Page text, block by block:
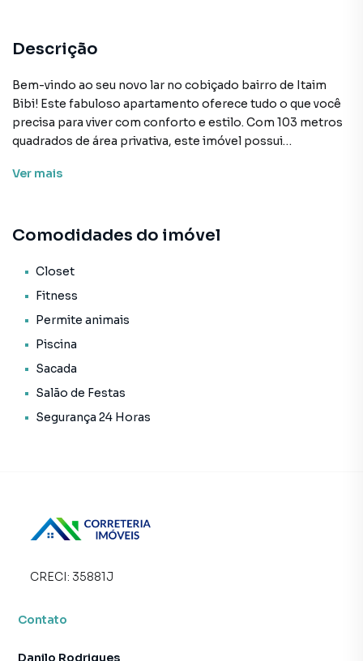
Descrição
Bem-vindo ao seu novo lar no cobiçado bairro de Itaim
Bibi! Este fabuloso apartamento oferece tudo o que você
precisa para viver com conforto e estilo. Com 103 metros
quadrados de área privativa, este imóvel possui
mercado.
cozinha integrada e lavabo, que se estende para uma
longo dia. São 3 suítes, cada um projetado para maximizar
conforto, além de um total de 5 banheiros bem
apartamento ainda conta com uma área de serviço prática
para o seu dia a dia e uma vaga de garagem fixa.
ruas Tabapuã, Joaquim Floriano e Dr. Renato Paes de
Barros, ruas que possuem uma excelente infraestrutura de
Não perca a chance de viver em uma área nobre de São
segurança e qualidade de vida.
Ver mais
Comodidades do imóvel
Closet
Fitness
Permite animais
Piscina
Sacada
Salão de Festas
Segurança 24 Horas
CRECI: 35881J
Contato
Danilo Rodrigues